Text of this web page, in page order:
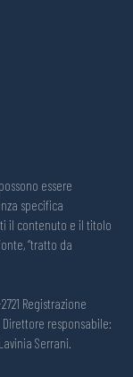
essere
specifica
il contenuto e il titolo
“tratto da
Registrazione
Direttore responsabile:
Serrani.